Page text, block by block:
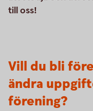
till oss!
Vill du bli
ändra
förening?